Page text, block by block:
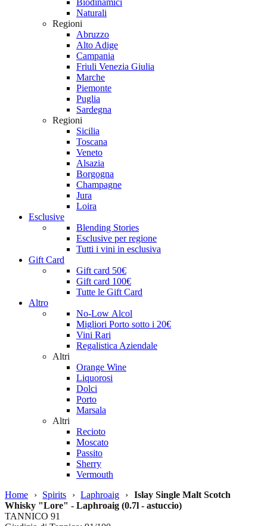
Biodinamici
Naturali
Regioni
Abruzzo
Alto Adige
Campania
Friuli Venezia Giulia
Marche
Piemonte
Puglia
Sardegna
Regioni
Sicilia
Toscana
Veneto
Alsazia
Borgogna
Champagne
Jura
Loira
Esclusive
Blending Stories
Esclusive per regione
Tutti i vini in esclusiva
Gift Card
Gift card 50€
Gift card 100€
Tutte le Gift Card
Altro
No-Low Alcol
Migliori Porto sotto i 20€
Vini Rari
Regalistica Aziendale
Altri
Orange Wine
Liquorosi
Dolci
Porto
Marsala
Altri
Recioto
Moscato
Passito
Sherry
Vermouth
Home
› Spirits › Laphroaig › Islay Single Malt Scotch
Whisky "Lore" - Laphroaig (0.7l - astuccio)
TANNICO 91